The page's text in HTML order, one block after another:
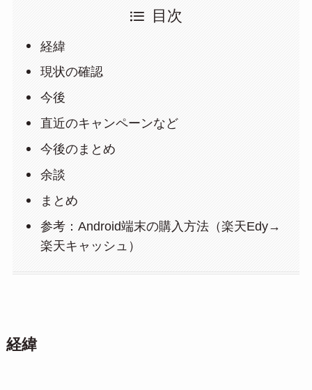
目次
経緯
現状の確認
今後
直近のキャンペーンなど
今後のまとめ
余談
まとめ
参考：Android端末の購入方法（楽天Edy→
楽天キャッシュ）
経緯